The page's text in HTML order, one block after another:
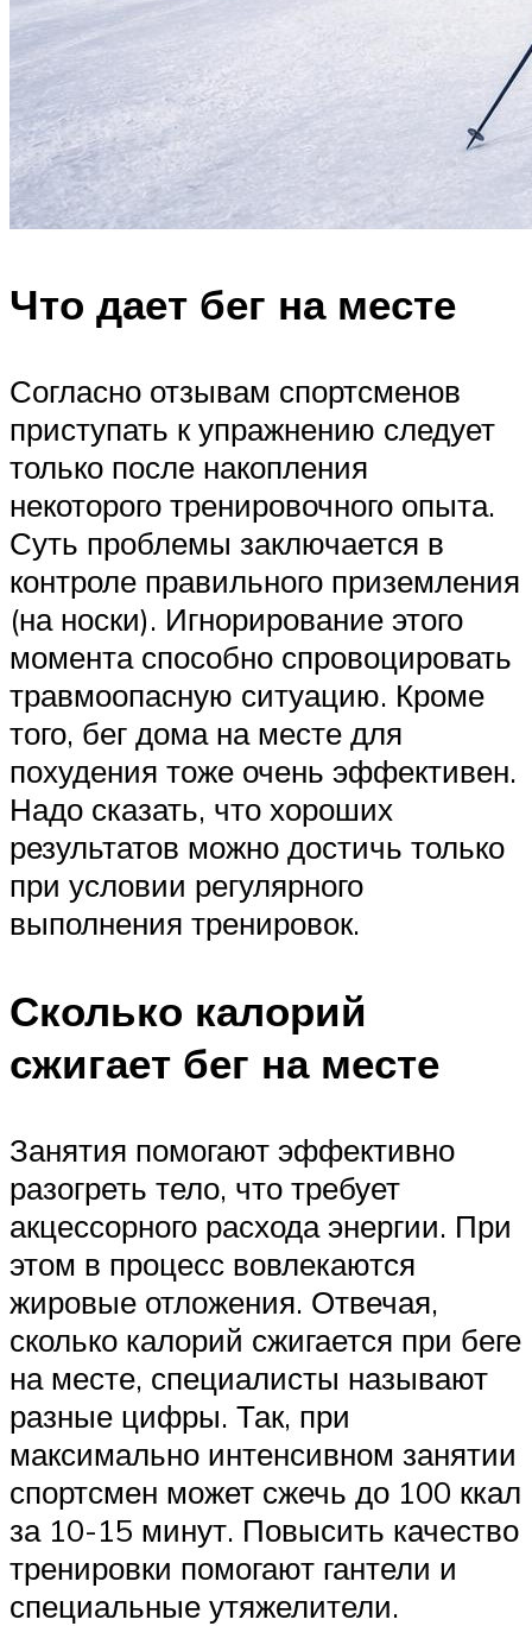
Что дает бег на месте
Согласно отзывам спортсменов
приступать к упражнению следует
только после накопления
некоторого тренировочного опыта.
Суть проблемы заключается в
контроле правильного приземления
(на носки). Игнорирование этого
момента способно спровоцировать
травмоопасную ситуацию. Кроме
того, бег дома на месте для
похудения тоже очень эффективен.
Надо сказать, что хороших
результатов можно достичь только
при условии регулярного
выполнения тренировок.
Сколько калорий
сжигает бег на месте
Занятия помогают эффективно
разогреть тело, что требует
акцессорного расхода энергии. При
этом в процесс вовлекаются
жировые отложения. Отвечая,
сколько калорий сжигается при беге
на месте, специалисты называют
разные цифры. Так, при
максимально интенсивном занятии
спортсмен может сжечь до 100 ккал
за 10-15 минут. Повысить качество
тренировки помогают гантели и
специальные утяжелители.